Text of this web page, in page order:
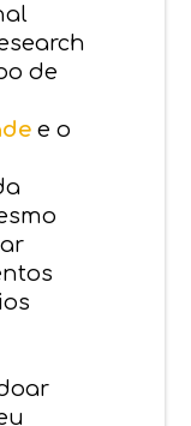
de
e o